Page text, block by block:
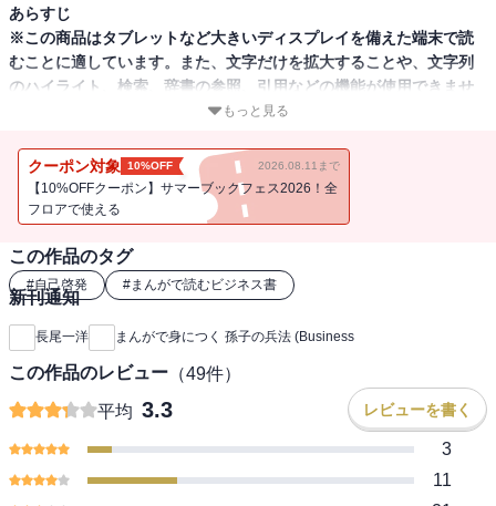
あらすじ
※この商品はタブレットなど大きいディスプレイを備えた端末で読
むことに適しています。また、文字だけを拡大することや、文字列
のハイライト、検索、辞書の参照、引用などの機能が使用できませ
発売たちまち９．６万部突破 ! ≪売れてます≫
★２０１５年啓文堂ビジネス大賞受賞 １位獲得
【世界中で愛される最強の戦略書がまんがで学べる! 】
そんなネガティブ思考の舞が、 ひょんなことから掃除のおばあちゃ
んから『孫子』を学ぶことに。
窮地に追い込まれた会社が、弱い舞が、変わっていく――。
古典にはなかなか手を出しづらいもの。
もっと見る
クーポン対象 10%OFF 2026.08.11まで
【10%OFFクーポン】サマーブックフェス2026！全
フロアで使える
この作品のタグ
#自己啓発 #まんがで読むビジネス書
新刊通知
長尾一洋 まんがで身につく 孫子の兵法 (Business
この作品のレビュー （49件）
平均 3.3 レビューを書く
3
11